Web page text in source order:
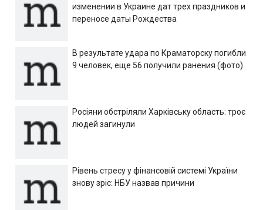
изменении в Украине дат трех праздников и
переносе даты Рождества
В результате удара по Краматорску погибли
9 человек, еще 56 получили ранения (фото)
Росіяни обстріляли Харківську область: троє
людей загинули
Рівень стресу у фінансовій системі України
знову зріс: НБУ назвав причини